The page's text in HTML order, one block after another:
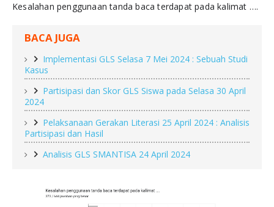
Kesalahan penggunaan tanda baca terdapat pada kalimat ….
BACA JUGA
Implementasi GLS Selasa 7 Mei 2024 : Sebuah Studi
Kasus
Partisipasi dan Skor GLS Siswa pada Selasa 30 April
2024
Pelaksanaan Gerakan Literasi 25 April 2024 : Analisis
Partisipasi dan Hasil
Analisis GLS SMANTISA 24 April 2024